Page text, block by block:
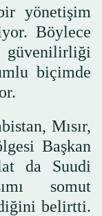
yönetişim
Böylece
biçimde
Mısır,
Başkan
da Suudi
somut
belirtti.